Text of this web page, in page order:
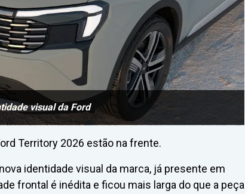
visual da Ford
Territory 2026 estão na frente.
identidade visual da marca, já presente em
frontal é inédita e ficou mais larga do que a peça